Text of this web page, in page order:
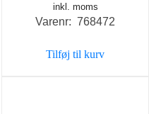
inkl. moms
Varenr: 768472
Tilføj til kurv